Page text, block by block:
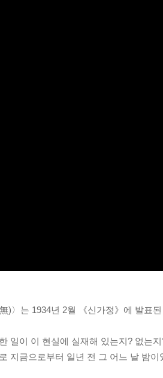
無)〉는 1934년 2월 《신가정》에 발표
일이 이 현실에 실재해 있는지? 없는
지금으로부터 일년 전 그 어느 날 밤